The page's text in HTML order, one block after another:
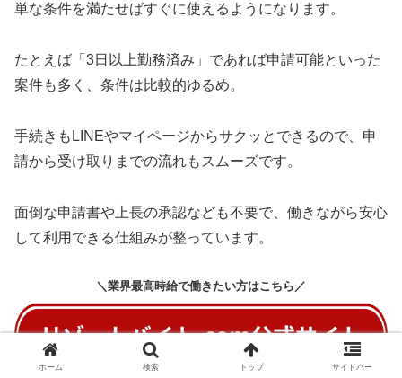
単な条件を満たせばすぐに使えるようになります。
たとえば「3日以上勤務済み」であれば申請可能といった
案件も多く、条件は比較的ゆるめ。
手続きもLINEやマイページからサクッとできるので、申
請から受け取りまでの流れもスムーズです。
面倒な申請書や上長の承認なども不要で、働きながら安心
して利用できる仕組みが整っています。
＼業界最高時給で働きたい方はこちら／
ホーム 検索 トップ サイドバー